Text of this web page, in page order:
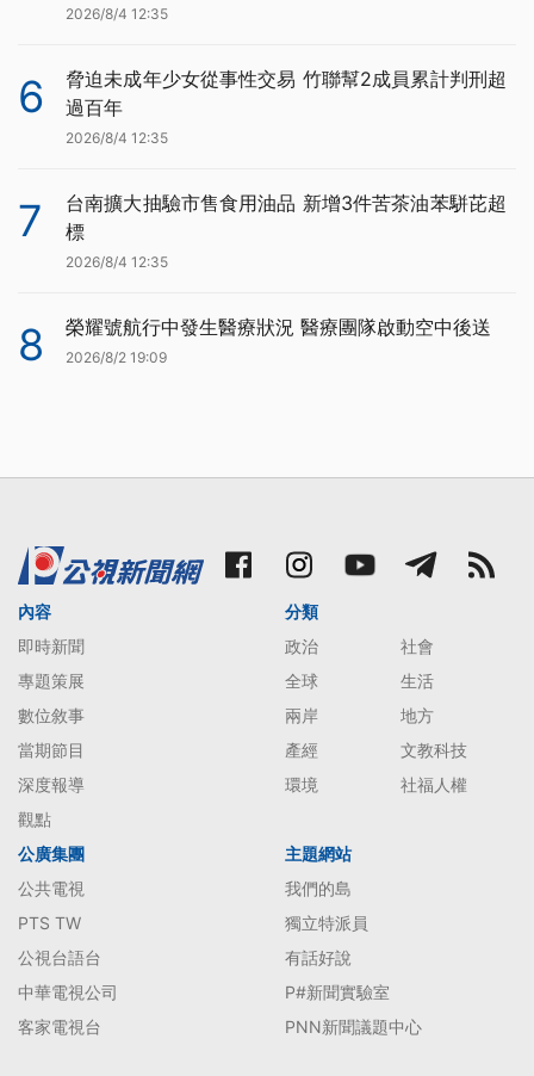
2026/8/4 12:35
6
脅迫未成年少女從事性交易 竹聯幫2成員累計判刑超
過百年
2026/8/4 12:35
7
台南擴大抽驗市售食用油品 新增3件苦茶油苯駢芘超
標
2026/8/4 12:35
8 榮耀號航行中發生醫療狀況 醫療團隊啟動空中後送
2026/8/2 19:09
內容
即時新聞
專題策展
數位敘事
當期節目
深度報導
觀點
分類
政治
社會
全球
生活
兩岸
地方
產經
文教科技
環境
社福人權
公廣集團
公共電視
PTS TW
公視台語台
中華電視公司
客家電視台
主題網站
我們的島
獨立特派員
有話好說
P#新聞實驗室
PNN新聞議題中心